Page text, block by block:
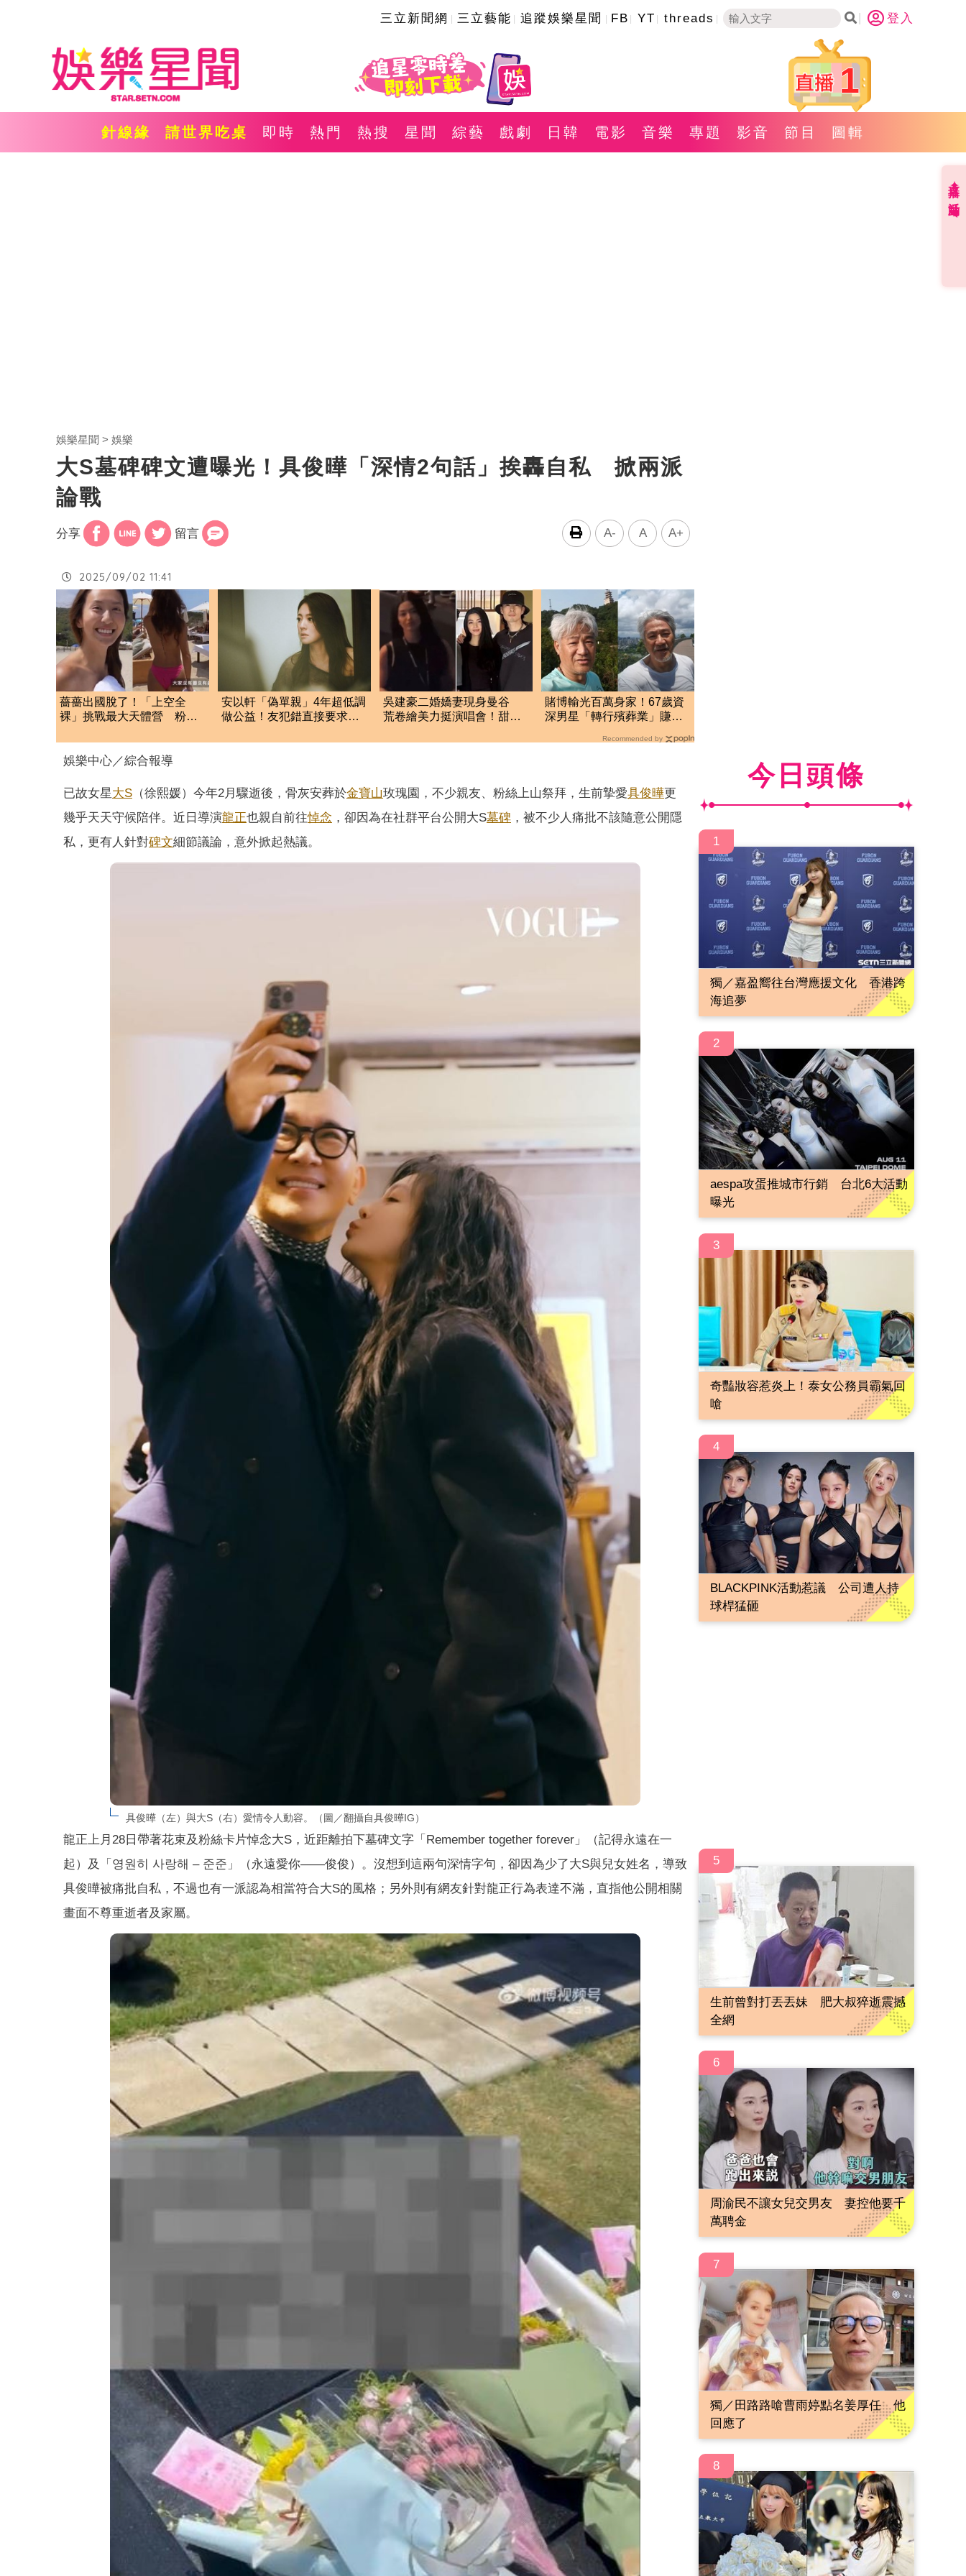
三立新聞網 三立藝能 追蹤娛樂星聞 FB YT threads 登入
1
針線緣 請世界吃桌 即時 熱門 熱搜 星聞 綜藝 戲劇 日韓 電影 音樂 專題 影音 節目 圖輯
娛樂星聞 娛樂
大S墓碑碑文遭曝光！具俊曄「深情2句話」挨轟自私 掀兩派
論戰
分享 留言 A- A A+
2025/09/02 11:41
薔薔出國脫了！「上空全
裸」挑戰最大天體營 粉紅
安以軒「偽單親」4年超低調
做公益！友犯錯直接要求：
吳建豪二婚嬌妻現身曼谷
荒卷繪美力挺演唱會！甜蜜
賭博輸光百萬身家！67歲資
深男星「轉行殯葬業」賺
Recommended by
娛樂中心／綜合報導
已故女星大S （徐熙媛）今年2月驟逝後，骨灰安葬於金寶山玫瑰園，不少親友、粉絲上山祭拜，生前摯愛具俊曄更
幾乎天天守候陪伴。近日導演龍正也親自前往悼念 ，卻因為在社群平台公開大S墓碑 ，被不少人痛批不該隨意公開隱
私，更有人針對碑文細節議論，意外掀起熱議。
具俊曄（左）與大S（右）愛情令人動容。（圖／翻攝自具俊曄IG）
龍正上月28日帶著花束及粉絲卡片悼念大S，近距離拍下墓碑文字「Remember together forever」（記得永遠在一
起）及「영원히 사랑해 – 준준」（永遠愛你——俊俊）。沒想到這兩句深情字句，卻因為少了大S與兒女姓名，導致
具俊曄被痛批自私，不過也有一派認為相當符合大S的風格；另外則有網友針對龍正行為表達不滿，直指他公開相關
畫面不尊重逝者及家屬。
今日頭條
1
獨／嘉盈嚮往台灣應援文化 香港跨
海追夢
2
aespa攻蛋推城市行銷 台北6大活動
曝光
3
奇豔妝容惹炎上！泰女公務員霸氣回
嗆
4
BLACKPINK活動惹議 公司遭人持
球桿猛砸
5
生前曾對打丟丟妹 肥大叔猝逝震撼
全網
6
周渝民不讓女兒交男友 妻控他要千
萬聘金
7
獨／田路路嗆曹雨婷點名姜厚任 他
回應了
8
直播✦活動